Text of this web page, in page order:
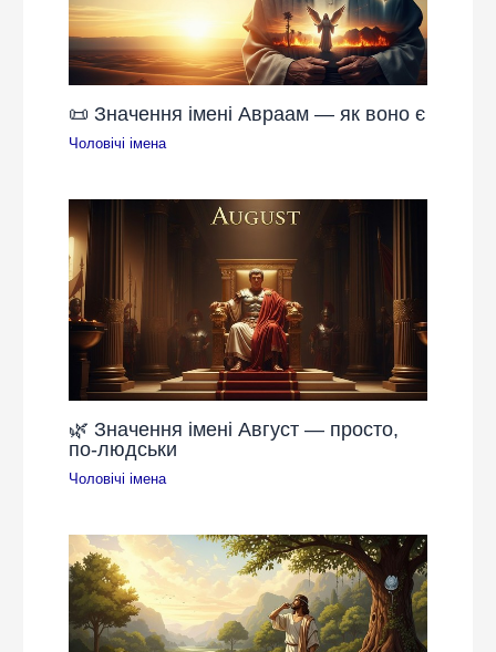
📜 Значення імені Авраам — як воно є
Чоловічі імена
🌿 Значення імені Август — просто,
по-людськи
Чоловічі імена